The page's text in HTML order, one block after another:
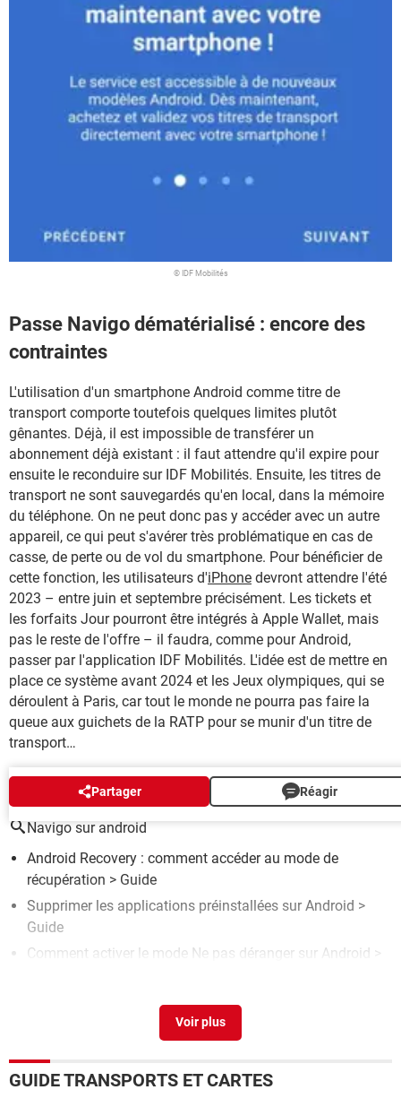
© IDF Mobilités
Passe Navigo dématérialisé : encore des
contraintes
L'utilisation d'un smartphone Android comme titre de
transport comporte toutefois quelques limites plutôt
gênantes. Déjà, il est impossible de transférer un
abonnement déjà existant : il faut attendre qu'il expire pour
ensuite le reconduire sur IDF Mobilités. Ensuite, les titres de
transport ne sont sauvegardés qu'en local, dans la mémoire
du téléphone. On ne peut donc pas y accéder avec un autre
appareil, ce qui peut s'avérer très problématique en cas de
casse, de perte ou de vol du smartphone. Pour bénéficier de
cette fonction, les utilisateurs d'iPhone devront attendre l'été
2023 – entre juin et septembre précisément. Les tickets et
les forfaits Jour pourront être intégrés à Apple Wallet, mais
pas le reste de l'offre – il faudra, comme pour Android,
passer par l'application IDF Mobilités. L'idée est de mettre en
place ce système avant 2024 et les Jeux olympiques, qui se
déroulent à Paris, car tout le monde ne pourra pas faire la
queue aux guichets de la RATP pour se munir d'un titre de
transport…
Partager Réagir
AUTOUR DU MÊME SUJET
Navigo sur android
Android Recovery : comment accéder au mode de
récupération > Guide
Supprimer les applications préinstallées sur Android >
Guide
Comment activer le mode Ne pas déranger sur Android >
Carte navigo étudiant> Accueil - Transports & Cartes
Android Switch : migrer des données entre deux
cette nouvelle fonction> Accueil - Android
GUIDE TRANSPORTS ET CARTES